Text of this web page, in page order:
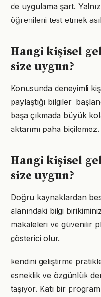
de uygulama şart.
öğrenileni test etmek
Hangi kişisel
size uygun?
Konusunda deneyimli
paylaştığı bilgiler,
başa çıkmada büyük
aktarımı paha biçilemez.
Hangi kişisel
size uygun?
Doğru kaynaklardan
alanındaki bilgi
makaleleri ve güvenilir
gösterici olur.
kendini geliştirme
esneklik ve özgünlük
taşıyor. Katı bir